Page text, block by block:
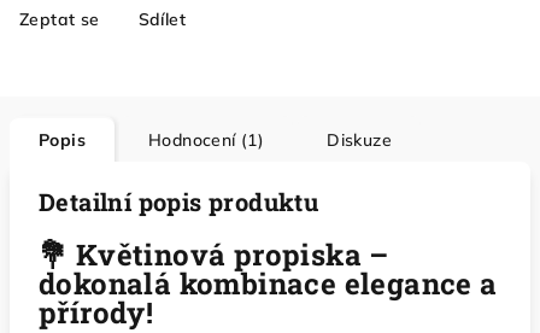
Zeptat se Sdílet
Popis Hodnocení (1) Diskuze
Detailní popis produktu
💐 Květinová propiska –
dokonalá kombinace elegance a
přírody!